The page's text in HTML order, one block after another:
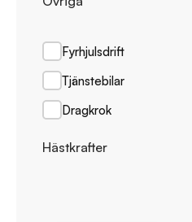
Halmstad
Från
Till
Fyrhjulsdrift
Tjänstebilar
Dragkrok
Hästkrafter